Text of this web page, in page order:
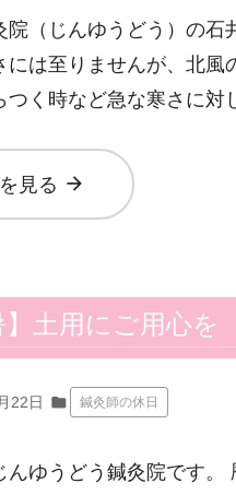
院（じんゆうどう）の石
には至りませんが、北風
つく時など急な寒さに
見る arrow_forward
】土用にご用心を
22日 folder 鍼灸師の休日
んゆうどう鍼灸院です